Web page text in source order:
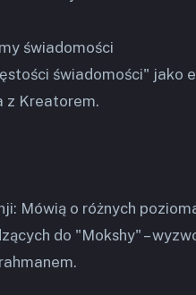
świadomości
świadomości" jako
z Kreatorem.
Mówią o różnych
do "Mokshy" –